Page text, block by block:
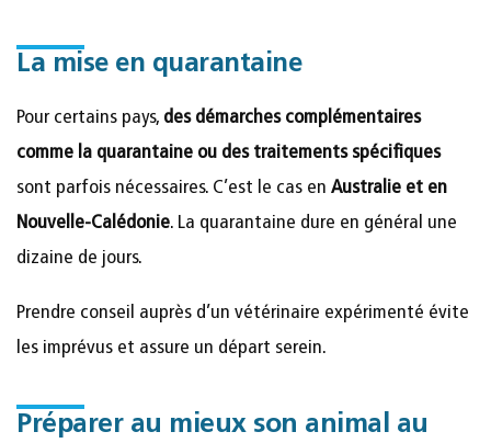
La mise en quarantaine
Pour certains pays, des démarches complémentaires
comme la quarantaine ou des traitements spécifiques
sont parfois nécessaires. C’est le cas en Australie et en
Nouvelle-Calédonie. La quarantaine dure en général une
dizaine de jours.
Prendre conseil auprès d’un vétérinaire expérimenté évite
les imprévus et assure un départ serein.
Préparer au mieux son animal au